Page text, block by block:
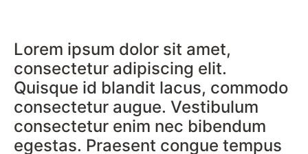
Lorem ipsum dolor sit amet,
consectetur adipiscing elit.
Quisque id blandit lacus, commodo
consectetur augue. Vestibulum
consectetur enim nec bibendum
egestas. Praesent congue tempus